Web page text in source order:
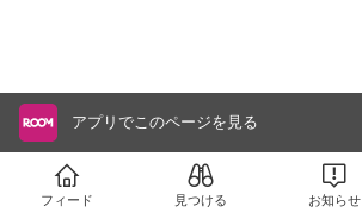
アプリでこのページを見る
フィード 見つける お知らせ